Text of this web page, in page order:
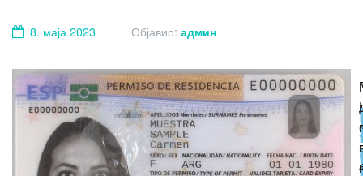
8. маја 2023 Објавио: админ